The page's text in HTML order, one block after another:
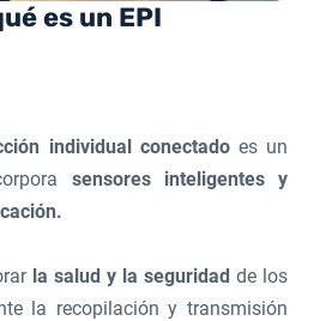
es un EPI
individual conectadoes un
sensores inteligentes y
la salud y la seguridad de los
la recopilación y transmisión